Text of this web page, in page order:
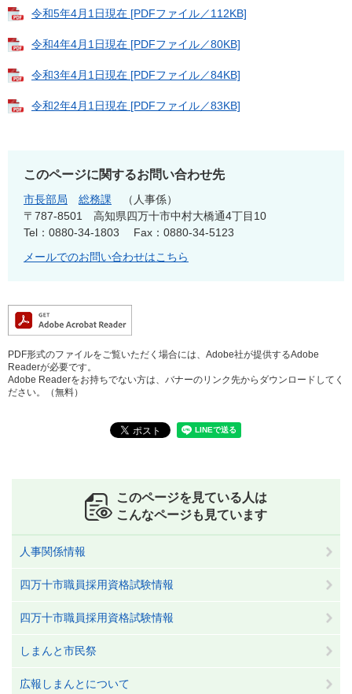
令和5年4月1日現在 [PDFファイル／112KB]
令和4年4月1日現在 [PDFファイル／80KB]
令和3年4月1日現在 [PDFファイル／84KB]
令和2年4月1日現在 [PDFファイル／83KB]
このページに関するお問い合わせ先
市長部局 総務課
人事係
〒787-8501
高知県四万十市中村大橋通4丁目10
Tel：0880-34-1803
Fax：0880-34-5123
メールでのお問い合わせはこちら
PDF形式のファイルをご覧いただく場合には、Adobe社が提供するAdobe
Readerが必要です。
Adobe Readerをお持ちでない方は、バナーのリンク先からダウンロードしてく
ださい。（無料）
このページを見ている人は
こんなページも見ています
人事関係情報
四万十市職員採用資格試験情報
四万十市職員採用資格試験情報
しまんと市民祭
広報しまんとについて